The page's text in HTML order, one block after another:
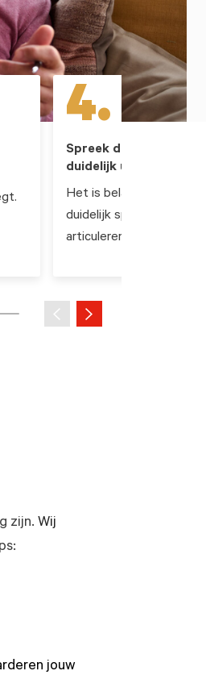
4.
Spreek de
duidelijk uit
Het is belangrijk dat je
duidelijk spreekt en
articuleren.
zijn. Wij
jouw